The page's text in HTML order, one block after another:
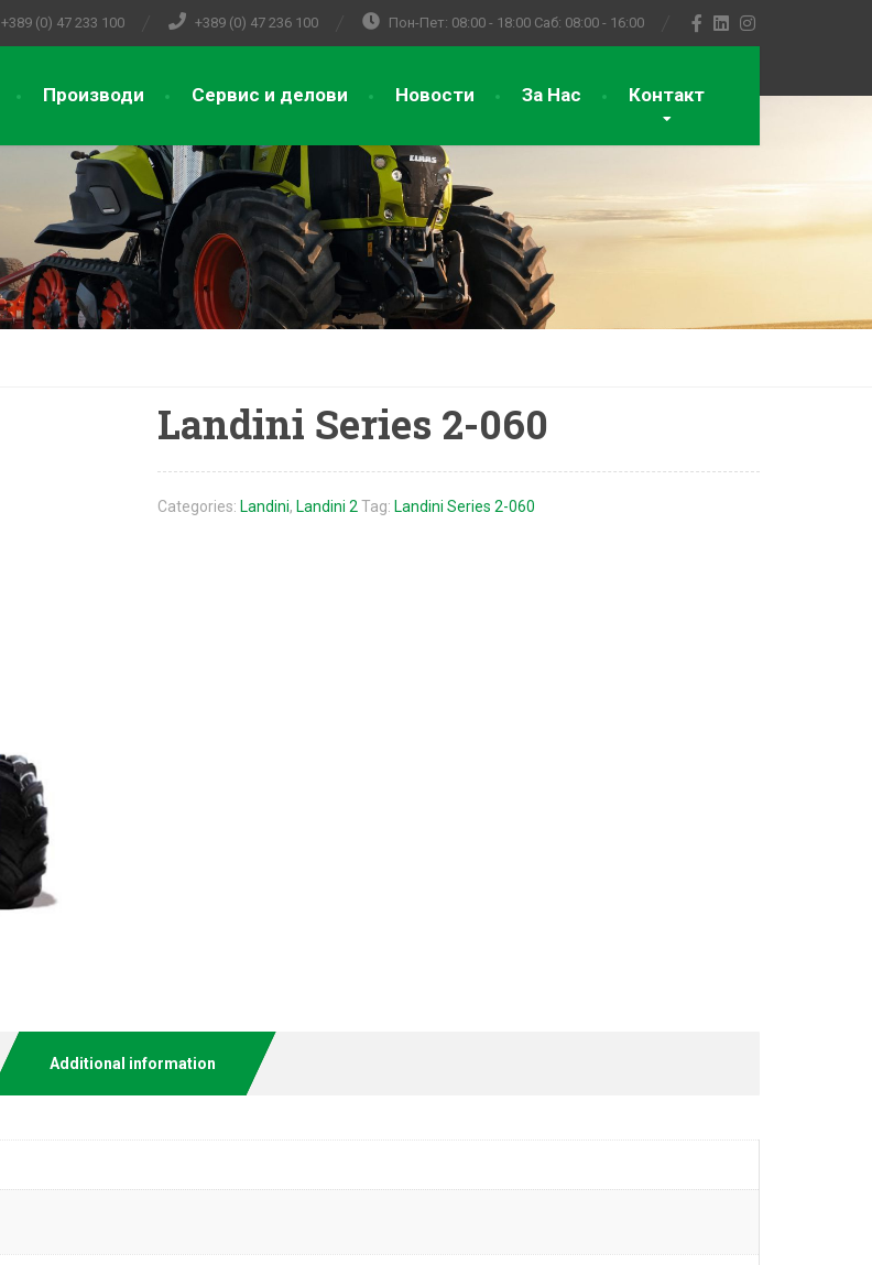
+389 (0) 47 233 100 +389 (0) 47 236 100 Пон-Пет: 08:00 - 18:00 Саб: 08:00 - 16:00
Производи Сервис и делови Новости За Нас Контакт
Landini Series 2-060
Categories: Landini, Landini 2 Tag: Landini Series 2-060
Additional information